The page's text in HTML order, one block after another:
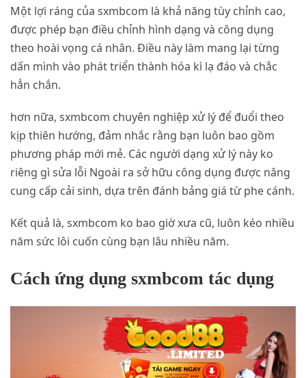
Một lợi ráng của sxmbcom là khả năng tùy chỉnh cao,
được phép bạn điều chỉnh hình dạng và công dụng
theo hoài vọng cá nhân. Điều này làm mang lại từng
dấn mình vào phát triển thành hóa kì lạ đáo và chắc
hẳn chắn.
hơn nữa, sxmbcom chuyên nghiệp xử lý để đuổi theo
kịp thiên hướng, đảm nhắc rằng bạn luôn bao gồm
phương pháp mới mẻ. Các người dạng xử lý này ko
riêng gì sửa lỗi Ngoài ra sở hữu công dụng được nâng
cung cấp cải sinh, dựa trên đánh bảng giá từ phe cánh.
Kết quả là, sxmbcom ko bao giờ xưa cũ, luôn kéo nhiều
năm sức lôi cuốn cùng bạn lâu nhiều năm.
Cách ứng dụng sxmbcom tác dụng